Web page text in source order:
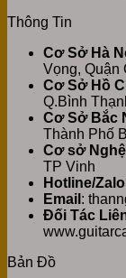
Thông Tin
Cơ Sở Hà
Vọng, Quận
Cơ Sở Hồ
Q.Bình
Cơ Sở Bắc
Thành Phố
Cơ sở
TP Vinh
Hotline/
Email :
Đối Tác
Bản Đồ